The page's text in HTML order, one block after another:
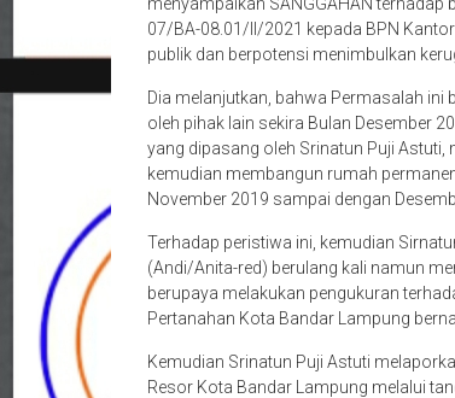
07/BA-08.01/II/2021 kepada BPN
publik dan berpotensi menimbulkan
Dia melanjutkan, bahwa Permasalah
oleh pihak lain sekira Bulan Desember
yang dipasang oleh Srinatun Puji
kemudian membangun rumah
November 2019 sampai dengan
Terhadap peristiwa ini, kemudian
(Andi/Anita-red) berulang kali namun
berupaya melakukan pengukuran
Pertanahan Kota Bandar Lampung
Kemudian Srinatun Puji Astuti
Resor Kota Bandar Lampung melalui